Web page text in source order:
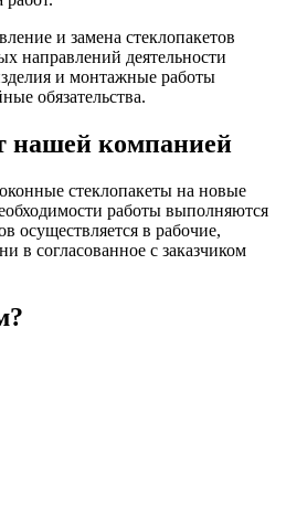
и замена стеклопакетов
направлений деятельности
и монтажные работы
обязательства.
нашей компанией
стеклопакеты на новые
работы выполняются
осуществляется в рабочие,
в согласованное с заказчиком